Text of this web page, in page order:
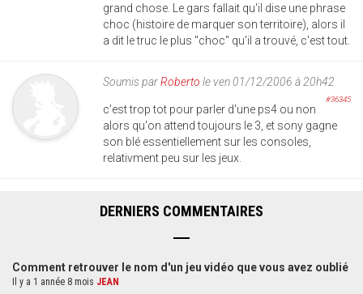
grand chose. Le gars fallait qu'il dise une phrase
choc (histoire de marquer son territoire), alors il
a dit le truc le plus "choc" qu'il a trouvé, c'est tout.
Soumis parRoberto le ven 01/12/2006 à 20h42
#36345
c'est trop tot pour parler d'une ps4 ou non
alors qu'on attend toujours le 3, et sony gagne
son blé essentiellement sur les consoles,
relativment peu sur les jeux.
DERNIERS COMMENTAIRES
Comment retrouver le nom d'un jeu vidéo que vous avez oublié
Il y a 1 année 8 mois JEAN